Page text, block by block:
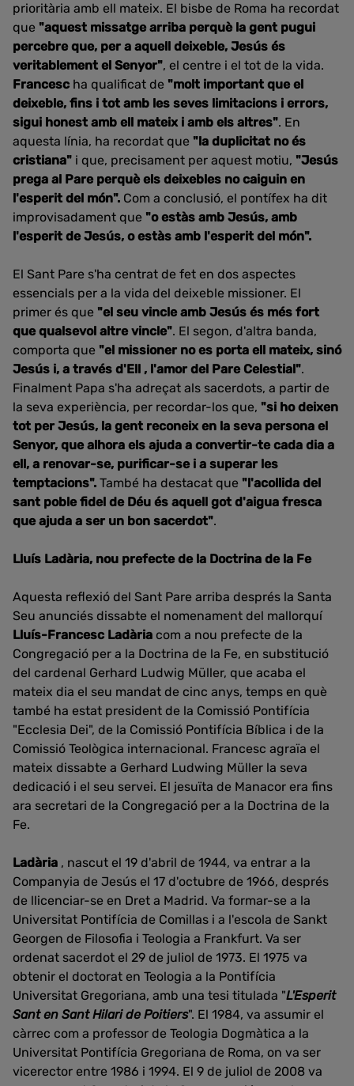
prioritària amb ell mateix. El bisbe de Roma ha recordat
que "aquest missatge arriba perquè la gent pugui
percebre que, per a aquell deixeble, Jesús és
veritablement el Senyor", el centre i el tot de la vida.
Francesc ha qualificat de "molt important que el
deixeble, fins i tot amb les seves limitacions i errors,
sigui honest amb ell mateix i amb els altres". En
aquesta línia, ha recordat que "la duplicitat no és
cristiana" i que, precisament per aquest motiu, "Jesús
prega al Pare perquè els deixebles no caiguin en
l'esperit del món". Com a conclusió, el pontífex ha dit
improvisadament que "o estàs amb Jesús, amb
l'esperit de Jesús, o estàs amb l'esperit del món".
El Sant Pare s'ha centrat de fet en dos aspectes
essencials per a la vida del deixeble missioner. El
primer és que "el seu vincle amb Jesús és més fort
que qualsevol altre vincle". El segon, d'altra banda,
comporta que "el missioner no es porta ell mateix, sinó
Jesús i, a través d'Ell , l'amor del Pare Celestial".
Finalment Papa s'ha adreçat als sacerdots, a partir de
la seva experiència, per recordar-los que, "si ho deixen
tot per Jesús, la gent reconeix en la seva persona el
Senyor, que alhora els ajuda a convertir-te cada dia a
ell, a renovar-se, purificar-se i a superar les
temptacions". També ha destacat que "l'acollida del
sant poble fidel de Déu és aquell got d'aigua fresca
que ajuda a ser un bon sacerdot".
Lluís Ladària, nou prefecte de la Doctrina de la Fe
Aquesta reflexió del Sant Pare arriba després la Santa
Seu anunciés dissabte el nomenament del mallorquí
Lluís-Francesc Ladària com a nou prefecte de la
Congregació per a la Doctrina de la Fe, en substitució
del cardenal Gerhard Ludwig Müller, que acaba el
mateix dia el seu mandat de cinc anys, temps en què
també ha estat president de la Comissió Pontifícia
"Ecclesia Dei", de la Comissió Pontifícia Bíblica i de la
Comissió Teològica internacional. Francesc agraïa el
mateix dissabte a Gerhard Ludwing Müller la seva
dedicació i el seu servei. El jesuïta de Manacor era fins
ara secretari de la Congregació per a la Doctrina de la
Fe.
Ladària , nascut el 19 d'abril de 1944, va entrar a la
Companyia de Jesús el 17 d'octubre de 1966, després
de llicenciar-se en Dret a Madrid. Va formar-se a la
Universitat Pontifícia de Comillas i a l'escola de Sankt
Georgen de Filosofia i Teologia a Frankfurt. Va ser
ordenat sacerdot el 29 de juliol de 1973. El 1975 va
obtenir el doctorat en Teologia a la Pontifícia
Universitat Gregoriana, amb una tesi titulada "L'Esperit
Sant en Sant Hilari de Poitiers". El 1984, va assumir el
càrrec com a professor de Teologia Dogmàtica a la
Universitat Pontifícia Gregoriana de Roma, on va ser
vicerector entre 1986 i 1994. El 9 de juliol de 2008 va